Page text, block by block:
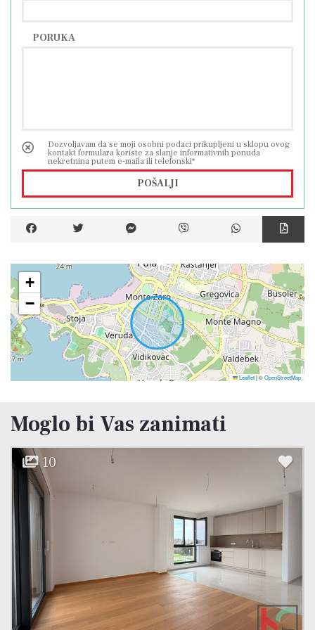
PORUKA
Dozvoljavam da se moji osobni podaci prikupljeni u sklopu ovog
kontakt formulara koriste za slanje informativnih ponuda
nekretnina putem e-maila ili telefonski*
POŠALJI
+
−
Leaflet|©OpenStreetMap
Moglo bi Vas zanimati